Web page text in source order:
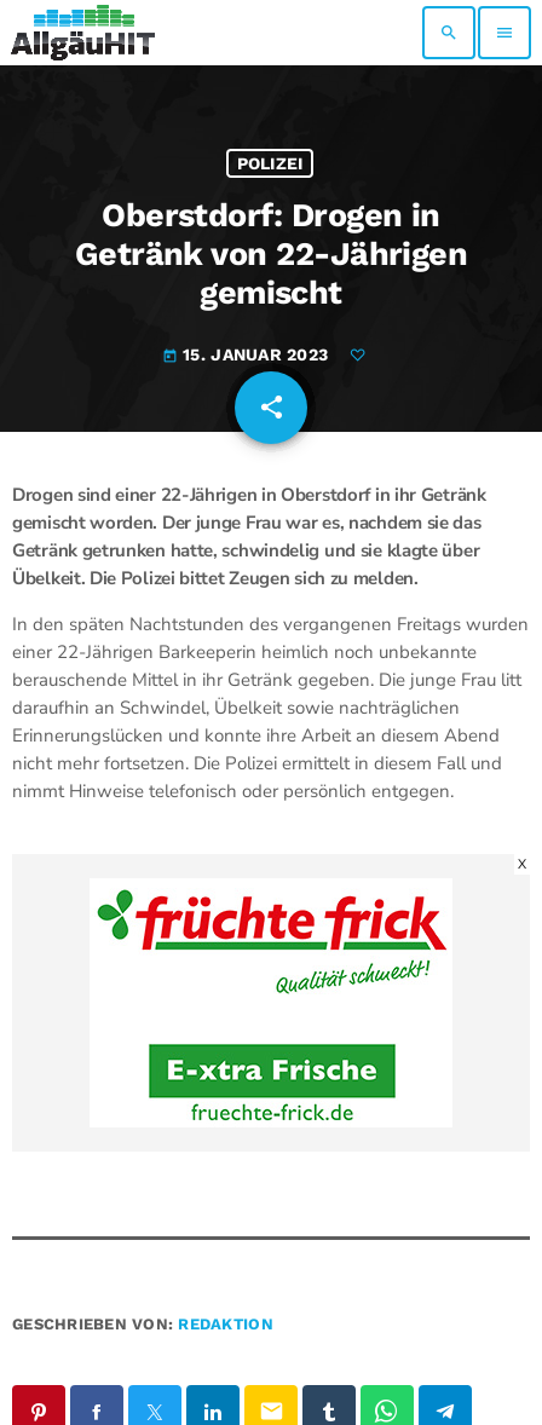
search menu
POLIZEI
Oberstdorf: Drogen in
Getränk von 22-Jährigen
gemischt
today 15. JANUAR 2023
share
email
Drogen sind einer 22-Jährigen in Oberstdorf in ihr Getränk
gemischt worden. Der junge Frau war es, nachdem sie das
Getränk getrunken hatte, schwindelig und sie klagte über
Übelkeit. Die Polizei bittet Zeugen sich zu melden.
In den späten Nachtstunden des vergangenen Freitags wurden
einer 22-Jährigen Barkeeperin heimlich noch unbekannte
berauschende Mittel in ihr Getränk gegeben. Die junge Frau litt
daraufhin an Schwindel, Übelkeit sowie nachträglichen
Erinnerungslücken und konnte ihre Arbeit an diesem Abend
nicht mehr fortsetzen. Die Polizei ermittelt in diesem Fall und
nimmt Hinweise telefonisch oder persönlich entgegen.
X
GESCHRIEBEN VON: REDAKTION
email